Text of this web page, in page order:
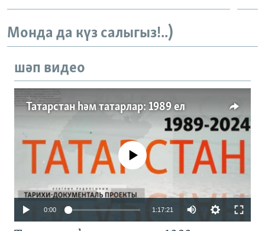
Монда да күз салыгыз!..)
шәп видео
Татарстан һәм татарлар: 1989 ел
No media source currently available
0:00 1:17:21